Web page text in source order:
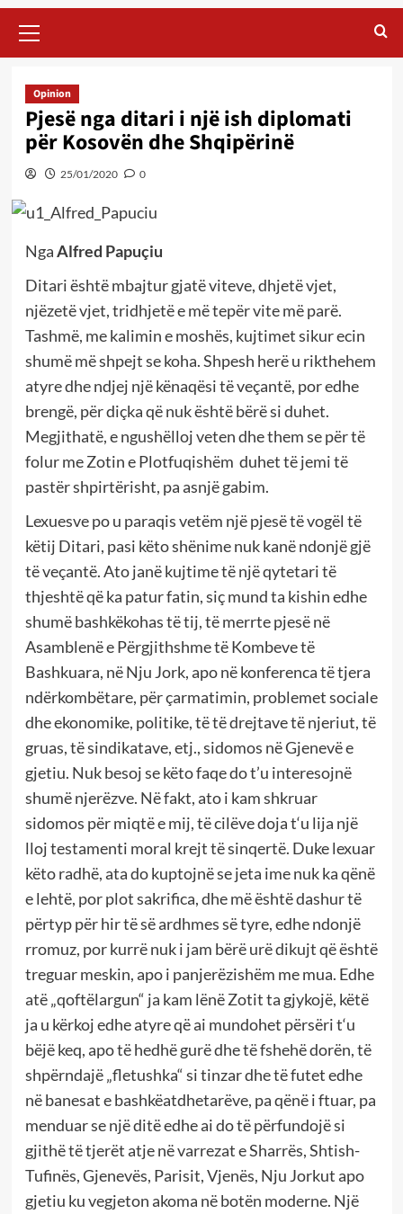
Menu
Opinion
Pjesë nga ditari i një ish diplomati
për Kosovën dhe Shqipërinë
25/01/2020 0
NgaAlfred Papuçiu
Ditari është mbajtur gjatë viteve, dhjetë vjet,
njëzetë vjet, tridhjetë e më tepër vite më parë.
Tashmë, me kalimin e moshës, kujtimet sikur ecin
shumë më shpejt se koha. Shpesh herë u rikthehem
atyre dhe ndjej një kënaqësi të veçantë, por edhe
brengë, për diçka që nuk është bërë si duhet.
Megjithatë, e ngushëlloj veten dhe them se për të
folur me Zotin e Plotfuqishëm duhet të jemi të
pastër shpirtërisht, pa asnjë gabim.
Lexuesve po u paraqis vetëm një pjesë të vogël të
këtij Ditari, pasi këto shënime nuk kanë ndonjë gjë
të veçantë. Ato janë kujtime të një qytetari të
thjeshtë që ka patur fatin, siç mund ta kishin edhe
shumë bashkëkohas të tij, të merrte pjesë në
Asamblenë e Përgjithshme të Kombeve të
Bashkuara, në Nju Jork, apo në konferenca të tjera
ndërkombëtare, për çarmatimin, problemet sociale
dhe ekonomike, politike, të të drejtave të njeriut, të
gruas, të sindikatave, etj., sidomos në Gjenevë e
gjetiu. Nuk besoj se këto faqe do t’u interesojnë
shumë njerëzve. Në fakt, ato i kam shkruar
sidomos për miqtë e mij,të cilëve doja t‘u lija një
lloj testamenti moral krejt të sinqertë. Duke lexuar
këto radhë, ata do kuptojnë se jeta ime nuk ka qënë
e lehtë, por plot sakrifica, dhe më është dashur të
përtyp për hir të së ardhmes së tyre, edhe ndonjë
rromuz, por kurrë nuk i jam bërë urë dikujt që është
treguar meskin, apo i panjerëzishëm me mua. Edhe
atë „qoftëlargun“ ja kam lënë Zotit ta gjykojë, këtë
ja u kërkoj edhe atyre që ai mundohet përsëri t‘u
bëjë keq, apo të hedhë gurë dhe të fshehë dorën, të
shpërndajë „fletushka“ si tinzar dhe të futet edhe
në banesat e bashkëatdhetarëve, pa qënë i ftuar, pa
menduar se një ditë edhe ai do të përfundojë si
gjithë të tjerët atje në varrezat e Sharrës, Shtish-
Tufinës, Gjenevës, Parisit, Vjenës, Nju Jorkut apo
gjetiu ku vegjeton akoma në botën moderne. Një